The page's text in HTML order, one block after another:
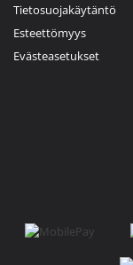
Tietosuojakäytäntö
Esteettömyys
Evästeasetukset